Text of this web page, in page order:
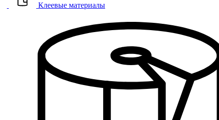
Клеевые материалы